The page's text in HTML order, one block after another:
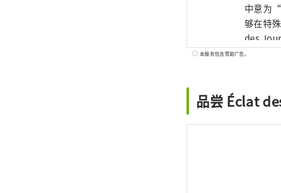
中意为
够在特
des
以在法
糕）、
来，我
本服务包含赞助广告。
品尝 Éclat